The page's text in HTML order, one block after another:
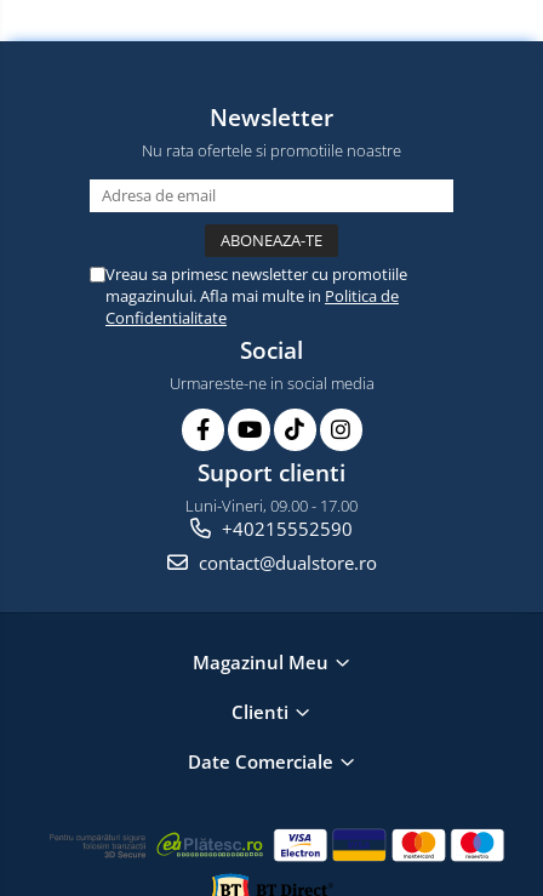
Newsletter
Nu rata ofertele si promotiile noastre
Vreau sa primesc newsletter cu promotiile
magazinului. Afla mai multe in Politica de
Confidentialitate
Social
Urmareste-ne in social media
Suport clienti
Luni-Vineri, 09.00 - 17.00
+40215552590
contact@dualstore.ro
Magazinul Meu
Clienti
Date Comerciale